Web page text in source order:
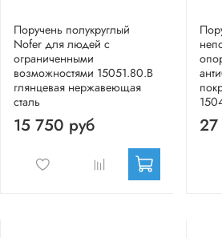
Поручень полукруглый
Nofer для людей с
ограниченными
возможностями 15051.80.В
глянцевая нержавеющая
сталь
15 750 руб